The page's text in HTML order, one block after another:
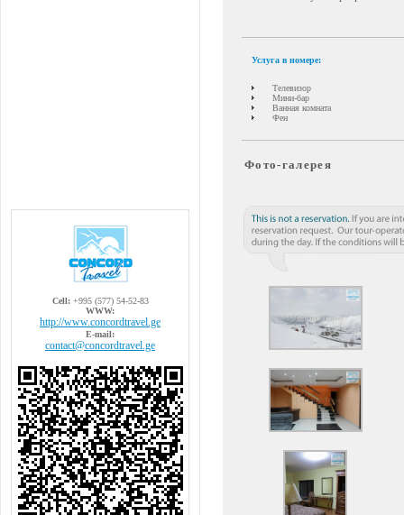
Cell:+995 (577) 54-52-83
WWW:
http://www.concordtravel.ge
E-mail:
contact@concordtravel.ge
Услуга в номере:
Телевизор
Мини-бар
Ванная комната
Фен
Фото-галерея